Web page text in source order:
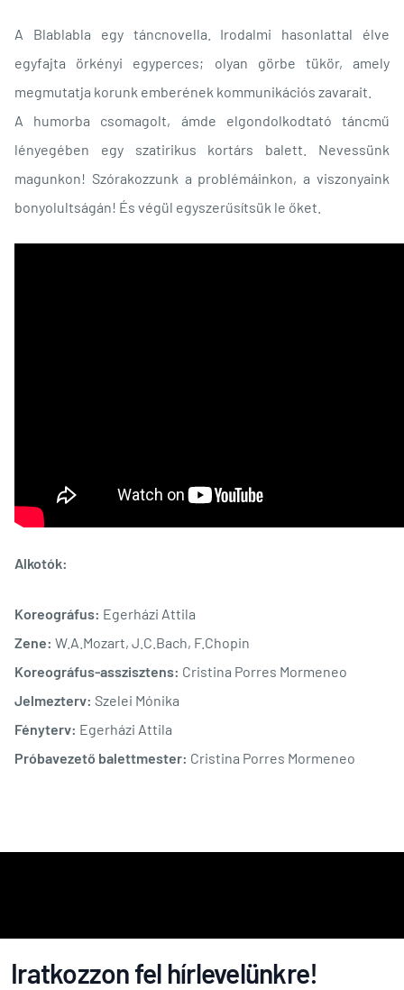
A Blablabla egy táncnovella. Irodalmi hasonlattal élve
egyfajta örkényi egyperces; olyan görbe tükör, amely
megmutatja korunk emberének kommunikációs zavarait.
A humorba csomagolt, ámde elgondolkodtató táncmű
lényegében egy szatirikus kortárs balett. Nevessünk
magunkon! Szórakozzunk a problémáinkon, a viszonyaink
bonyolultságán! És végül egyszerűsítsük le őket.
Alkotók:
Koreográfus: Egerházi Attila
Zene: W.A.Mozart, J.C.Bach, F.Chopin
Koreográfus-asszisztens: Cristina Porres Mormeneo
Jelmezterv: Szelei Mónika
Fényterv: Egerházi Attila
Próbavezető balettmester: Cristina Porres Mormeneo
Iratkozzon fel hírlevelünkre!